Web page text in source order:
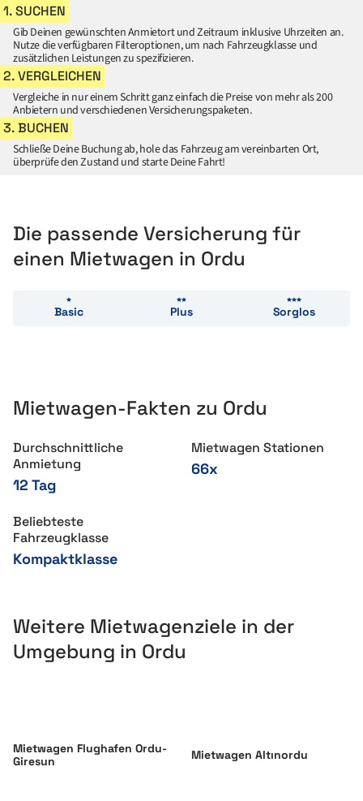
1. SUCHEN
Gib Deinen gewünschten Anmietort und Zeitraum inklusive Uhrzeiten an.
Nutze die verfügbaren Filteroptionen, um nach Fahrzeugklasse und
zusätzlichen Leistungen zu spezifizieren.
2. VERGLEICHEN
Vergleiche in nur einem Schritt ganz einfach die Preise von mehr als 200
Anbietern und verschiedenen Versicherungspaketen.
3. BUCHEN
Schließe Deine Buchung ab, hole das Fahrzeug am vereinbarten Ort,
überprüfe den Zustand und starte Deine Fahrt!
Die passende Versicherung für
einen Mietwagen in Ordu
Basic Plus Sorglos
Mietwagen-Fakten zu Ordu
Durchschnittliche
Anmietung
12 Tag
Mietwagen Stationen
66x
Beliebteste
Fahrzeugklasse
Kompaktklasse
Weitere Mietwagenziele in der
Umgebung in Ordu
Mietwagen Flughafen Ordu-
Giresun
Mietwagen Altınordu